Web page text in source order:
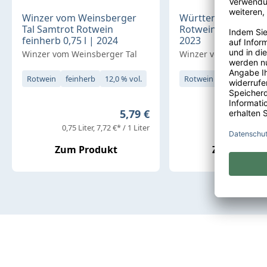
Winzer vom Weinsberger
Tal Samtrot Rotwein
feinherb 0,75 l | 2024
Winzer vom Weinsberger Tal
Rotwein feinherb 12,0 % vol.
Regulärer Preis:
5,79 €
0,75 Liter 7,72 €* / 1 Liter
Zum Produkt
Württemberger
Rotwein feinherb
2023
Winzer vom
Rotwein feinherb
Zum